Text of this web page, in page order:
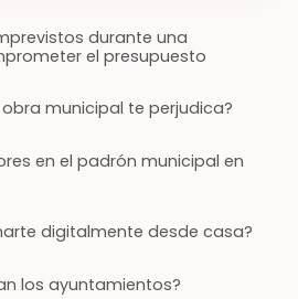
durante una
el presupuesto
municipal te perjudica?
en el padrón municipal en
digitalmente desde casa?
los ayuntamientos?